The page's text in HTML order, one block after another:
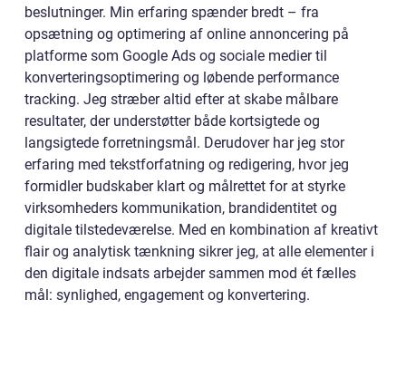
beslutninger. Min erfaring spænder bredt – fra
opsætning og optimering af online annoncering på
platforme som Google Ads og sociale medier til
konverteringsoptimering og løbende performance
tracking. Jeg stræber altid efter at skabe målbare
resultater, der understøtter både kortsigtede og
langsigtede forretningsmål. Derudover har jeg stor
erfaring med tekstforfatning og redigering, hvor jeg
formidler budskaber klart og målrettet for at styrke
virksomheders kommunikation, brandidentitet og
digitale tilstedeværelse. Med en kombination af kreativt
flair og analytisk tænkning sikrer jeg, at alle elementer i
den digitale indsats arbejder sammen mod ét fælles
mål: synlighed, engagement og konvertering.